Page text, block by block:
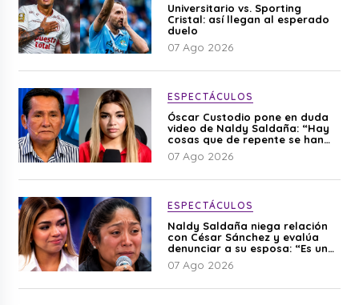
Universitario vs. Sporting
Cristal: así llegan al esperado
duelo
07 Ago 2026
ESPECTÁCULOS
Óscar Custodio pone en duda
video de Naldy Saldaña: “Hay
cosas que de repente se han
editado”
07 Ago 2026
ESPECTÁCULOS
Naldy Saldaña niega relación
con César Sánchez y evalúa
denunciar a su esposa: “Es una
difamación”
07 Ago 2026